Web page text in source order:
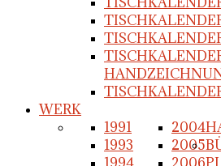
WERK
1991
1993
2004
2005